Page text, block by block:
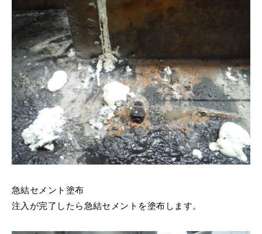
急結セメント塗布
注入が完了したら急結セメントを塗布します。